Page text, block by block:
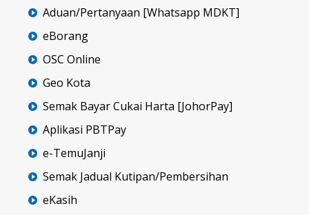
Aduan/Pertanyaan [Whatsapp MDKT]
eBorang
OSC Online
Geo Kota
Semak Bayar Cukai Harta [JohorPay]
Aplikasi PBTPay
e-TemuJanji
Semak Jadual Kutipan/Pembersihan
eKasih